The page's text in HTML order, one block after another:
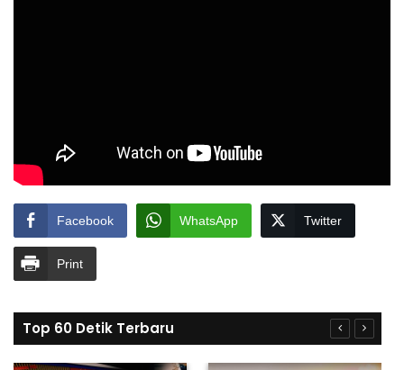
Facebook WhatsApp Twitter
Print
Top 60 Detik Terbaru